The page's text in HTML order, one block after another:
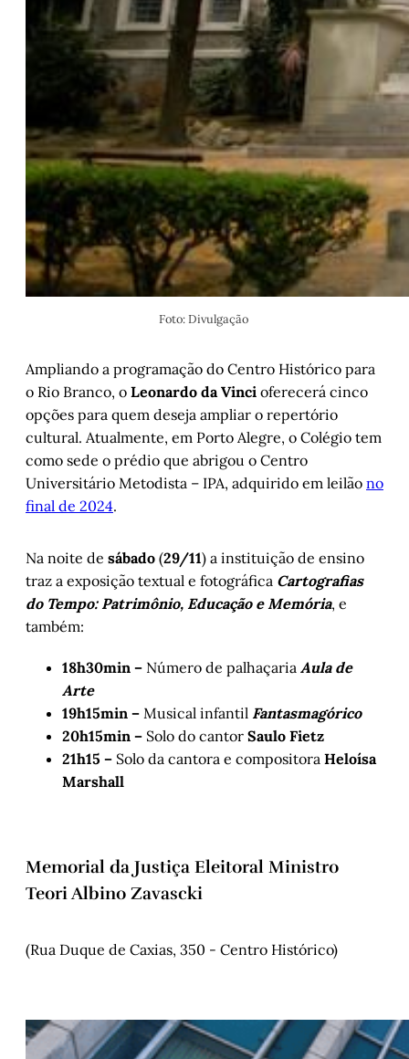
Foto: Divulgação
Ampliando a programação do Centro Histórico para
o Rio Branco, o Leonardo da Vinci oferecerá cinco
opções para quem deseja ampliar o repertório
cultural. Atualmente, em Porto Alegre, o Colégio tem
como sede o prédio que abrigou o Centro
Universitário Metodista – IPA, adquirido em leilão no
final de 2024.
Na noite de sábado (29/11) a instituição de ensino
traz a exposição textual e fotográfica Cartografias
do Tempo: Patrimônio, Educação e Memória, e
também:
18h30min – Número de palhaçaria Aula de
Arte
19h15min – Musical infantil Fantasmagórico
20h15min – Solo do cantor Saulo Fietz
21h15 – Solo da cantora e compositora Heloísa
Marshall
Memorial da Justiça Eleitoral Ministro
Teori Albino Zavascki
(Rua Duque de Caxias, 350 - Centro Histórico)